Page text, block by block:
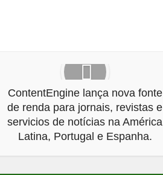
ContentEngine lança nova fonte
de renda para jornais, revistas e
servicios de notícias na América
Latina, Portugal e Espanha.